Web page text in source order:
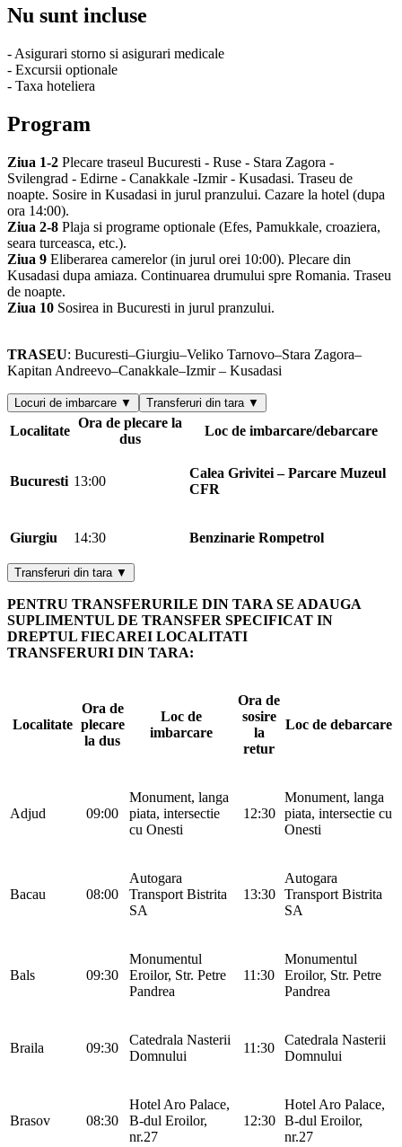
Nu sunt incluse
- Asigurari storno si asigurari medicale
- Excursii optionale
- Taxa hoteliera
Program
Ziua 1-2 Plecare traseul Bucuresti - Ruse - Stara Zagora -
Svilengrad - Edirne - Canakkale -Izmir - Kusadasi. Traseu de
noapte. Sosire in Kusadasi in jurul pranzului. Cazare la hotel (dupa
ora 14:00).
Ziua 2-8 Plaja si programe optionale (Efes, Pamukkale, croaziera,
seara turceasca, etc.).
Ziua 9 Eliberarea camerelor (in jurul orei 10:00). Plecare din
Kusadasi dupa amiaza. Continuarea drumului spre Romania. Traseu
de noapte.
Ziua 10 Sosirea in Bucuresti in jurul pranzului.
TRASEU: Bucuresti–Giurgiu–Veliko Tarnovo–Stara Zagora–
Kapitan Andreevo–Canakkale–Izmir – Kusadasi
Locuri de imbarcare ▼ Transferuri din tara ▼
Localitate
Ora de plecare la
dus
Loc de imbarcare/debarcare
Bucuresti 13:00
Calea Grivitei – Parcare Muzeul
CFR
Giurgiu 14:30 Benzinarie Rompetrol
Transferuri din tara ▼
PENTRU TRANSFERURILE DIN TARA SE ADAUGA
SUPLIMENTUL DE TRANSFER SPECIFICAT IN
DREPTUL FIECAREI LOCALITATI
TRANSFERURI DIN TARA:
Localitate
Ora de
plecare
la dus
Loc de
imbarcare
Ora de
sosire
la
retur
Loc de debarcare
Adjud 09:00
Monument, langa
piata, intersectie
cu Onesti
12:30
Monument, langa
piata, intersectie cu
Onesti
Bacau 08:00
Autogara
Transport Bistrita
SA
13:30
Autogara
Transport Bistrita
SA
Bals 09:30
Monumentul
Eroilor, Str. Petre
Pandrea
11:30
Monumentul
Eroilor, Str. Petre
Pandrea
Braila 09:30
Catedrala Nasterii
Domnului
11:30
Catedrala Nasterii
Domnului
Brasov 08:30
Hotel Aro Palace,
B-dul Eroilor,
nr.27
12:30
Hotel Aro Palace,
B-dul Eroilor,
nr.27